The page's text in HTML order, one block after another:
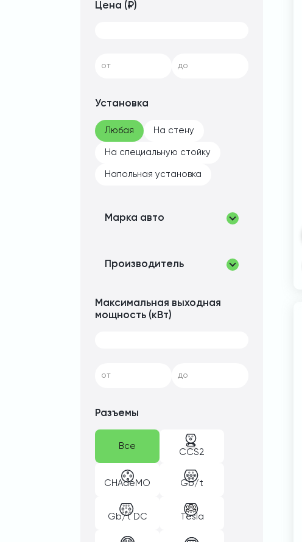
Цена (₽)
от до
Установка
Любая На стену
На специальную стойку
Напольная установка
Марка авто
Производитель
Максимальная выходная
мощность (кВт)
от до
Разъемы
Все
CCS2
CHAdeMO Gb/t
Gb/t DC Tesla